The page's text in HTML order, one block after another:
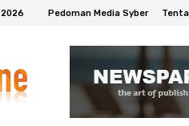
Pedoman Media Syber